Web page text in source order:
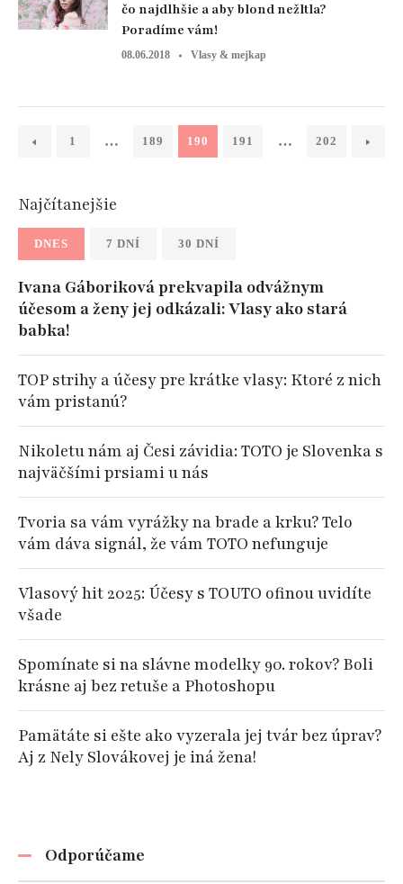
čo najdlhšie a aby blond nežltla?
Poradíme vám!
08.06.2018 Vlasy & mejkap
1 … 189 190 191 … 202
Najčítanejšie
DNES 7 DNÍ 30 DNÍ
Ivana Gáboriková prekvapila odvážnym
účesom a ženy jej odkázali: Vlasy ako stará
babka!
TOP strihy a účesy pre krátke vlasy: Ktoré z nich
vám pristanú?
Nikoletu nám aj Česi závidia: TOTO je Slovenka s
najväčšími prsiami u nás
Tvoria sa vám vyrážky na brade a krku? Telo
vám dáva signál, že vám TOTO nefunguje
Vlasový hit 2025: Účesy s TOUTO ofinou uvidíte
všade
Spomínate si na slávne modelky 90. rokov? Boli
krásne aj bez retuše a Photoshopu
Pamätáte si ešte ako vyzerala jej tvár bez úprav?
Aj z Nely Slovákovej je iná žena!
Odporúčame